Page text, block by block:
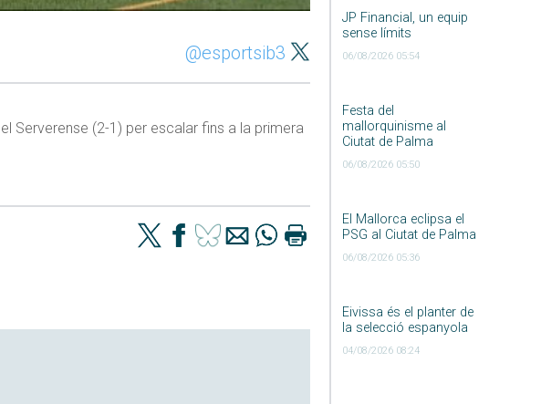
JP Financial, un equip
sense límits
06/08/2026 05:54
Festa del
mallorquinisme al
Ciutat de Palma
06/08/2026 05:50
El Mallorca eclipsa el
PSG al Ciutat de Palma
06/08/2026 05:36
Eivissa és el planter de
la selecció espanyola
04/08/2026 08:24
@esportsib3
Serverense (2-1) per escalar fins a la primera